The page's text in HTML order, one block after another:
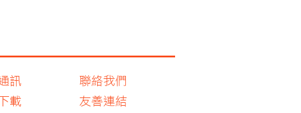
訊
載
聯絡我們
友善連結